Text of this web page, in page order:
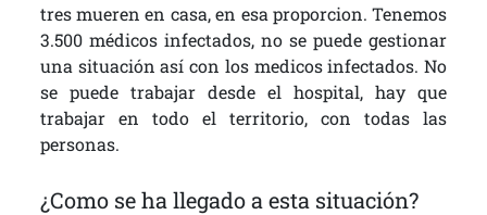
tres mueren en casa, en esa proporcion. Tenemos
3.500 médicos infectados, no se puede gestionar
una situación así con los medicos infectados. No
se puede trabajar desde el hospital, hay que
trabajar en todo el territorio, con todas las
personas.
¿Como se ha llegado a esta situación?